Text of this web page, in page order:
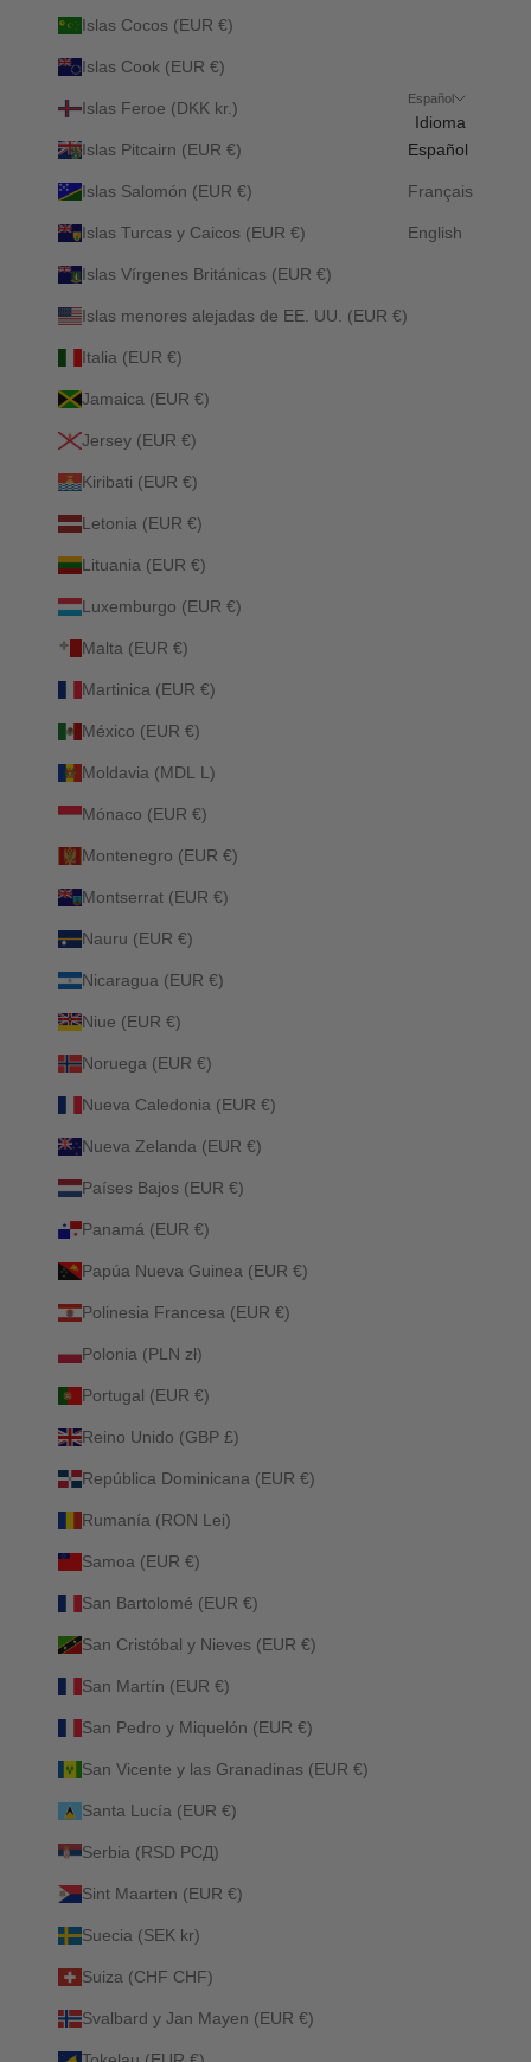
Islas Cocos (EUR €)
Islas Cook (EUR €)
Islas Feroe (DKK kr.)
Islas Pitcairn (EUR €)
Islas Salomón (EUR €)
Islas Turcas y Caicos (EUR €)
Islas Vírgenes Británicas (EUR €)
Islas menores alejadas de EE. UU. (EUR €)
Italia (EUR €)
Jamaica (EUR €)
Jersey (EUR €)
Kiribati (EUR €)
Letonia (EUR €)
Lituania (EUR €)
Luxemburgo (EUR €)
Malta (EUR €)
Martinica (EUR €)
México (EUR €)
Moldavia (MDL L)
Mónaco (EUR €)
Montenegro (EUR €)
Montserrat (EUR €)
Nauru (EUR €)
Nicaragua (EUR €)
Niue (EUR €)
Noruega (EUR €)
Nueva Caledonia (EUR €)
Nueva Zelanda (EUR €)
Países Bajos (EUR €)
Panamá (EUR €)
Papúa Nueva Guinea (EUR €)
Polinesia Francesa (EUR €)
Polonia (PLN zł)
Portugal (EUR €)
Reino Unido (GBP £)
República Dominicana (EUR €)
Rumanía (RON Lei)
Samoa (EUR €)
San Bartolomé (EUR €)
San Cristóbal y Nieves (EUR €)
San Martín (EUR €)
San Pedro y Miquelón (EUR €)
San Vicente y las Granadinas (EUR €)
Santa Lucía (EUR €)
Serbia (RSD РСД)
Sint Maarten (EUR €)
Suecia (SEK kr)
Suiza (CHF CHF)
Svalbard y Jan Mayen (EUR €)
Español
Idioma
Español
Français
English